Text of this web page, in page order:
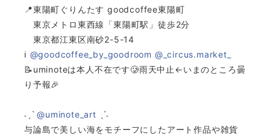
📍東陽町ぐりんたす goodcoffee東陽町
東京メトロ東西線「東陽町駅」徒歩2分
東京都江東区南砂2-5-14
ℹ️ @goodcoffee_by_goodroom @_circus.market_
📝uminoteは本人不在です🥲雨天中止←いまのところ曇
り予報🎉
˗ˏˋ@uminote_art ˎˊ˗
与論島で美しい海をモチーフにしたアート作品や雑貨